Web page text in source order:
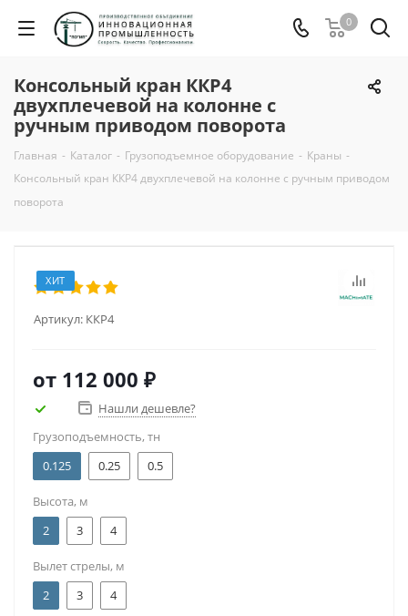
0
Консольный кран ККР4
двухплечевой на колонне с
ручным приводом поворота
Главная - Каталог - Грузоподъемное оборудование - Краны -
Консольный кран ККР4 двухплечевой на колонне с ручным приводом
поворота
ХИТ
Артикул: ККР4
от 112 000 ₽
Нашли дешевле?
Грузоподъемность, тн
0.125
0.25 0.5
Высота, м
2
3 4
Вылет стрелы, м
2
3 4